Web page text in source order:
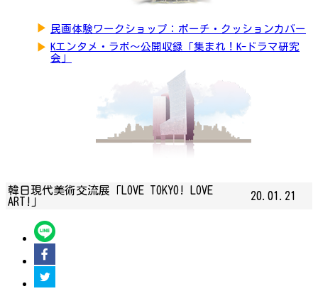
▶ 民画体験ワークショップ：ポーチ・クッションカバー
▶ Kエンタメ・ラボ～公開収録「集まれ！K-ドラマ研究
会」
韓日現代美術交流展「LOVE TOKYO! LOVE
ART!」
20.01.21